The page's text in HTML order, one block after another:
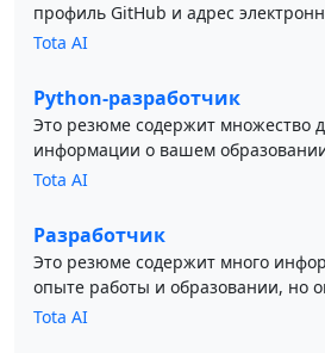
профиль GitHub и адрес
Tota AI
Python-разработчик
Это резюме содержит множество
информации о вашем
Tota AI
Разработчик
Это резюме содержит много
опыте работы и образовании, но
Tota AI